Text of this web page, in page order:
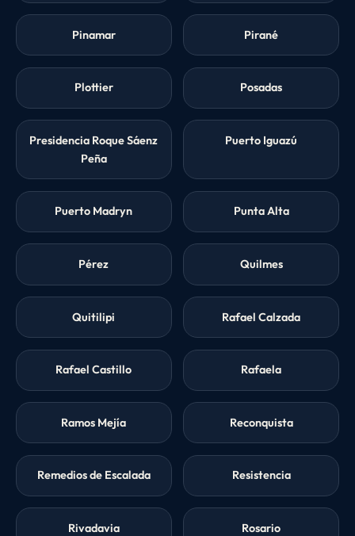
Pinamar Pirané
Plottier Posadas
Presidencia Roque Sáenz
Peña
Puerto Iguazú
Puerto Madryn Punta Alta
Pérez Quilmes
Quitilipi Rafael Calzada
Rafael Castillo Rafaela
Ramos Mejía Reconquista
Remedios de Escalada Resistencia
Rivadavia Rosario